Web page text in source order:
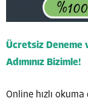
Ücretsiz Deneme
Adımınız Bizimle!
Online hızlı